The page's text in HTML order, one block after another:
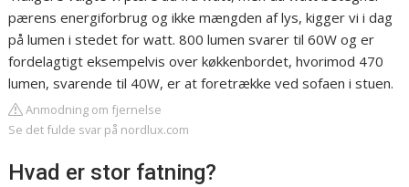
pærens energiforbrug og ikke mængden af lys, kigger vi i dag
på lumen i stedet for watt. 800 lumen svarer til 60W og er
fordelagtigt eksempelvis over køkkenbordet, hvorimod 470
lumen, svarende til 40W, er at foretrække ved sofaen i stuen.
Anmodning om fjernelse
Se det fulde svar på nordlux.com
Hvad er stor fatning?